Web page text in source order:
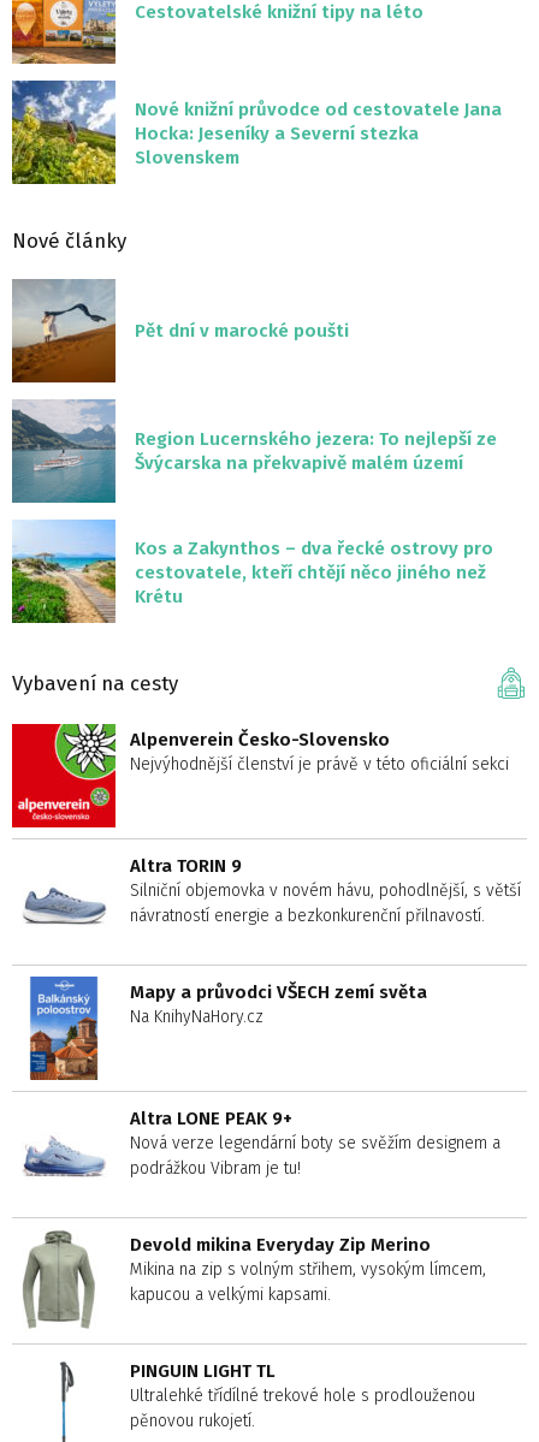
Cestovatelské knižní tipy na léto
Nové knižní průvodce od cestovatele Jana
Hocka: Jeseníky a Severní stezka
Slovenskem
Nové články
Pět dní v marocké poušti
Region Lucernského jezera: To nejlepší ze
Švýcarska na překvapivě malém území
Kos a Zakynthos – dva řecké ostrovy pro
cestovatele, kteří chtějí něco jiného než
Krétu
Vybavení na cesty
Alpenverein Česko-Slovensko
Nejvýhodnější členství je právě v této oficiální sekci
Altra TORIN 9
Silniční objemovka v novém hávu, pohodlnější, s větší
návratností energie a bezkonkurenční přilnavostí.
Mapy a průvodci VŠECH zemí světa
Na KnihyNaHory.cz
Altra LONE PEAK 9+
Nová verze legendární boty se svěžím designem a
podrážkou Vibram je tu!
Devold mikina Everyday Zip Merino
Mikina na zip s volným střihem, vysokým límcem,
kapucou a velkými kapsami.
PINGUIN LIGHT TL
Ultralehké třídílné trekové hole s prodlouženou
pěnovou rukojetí.